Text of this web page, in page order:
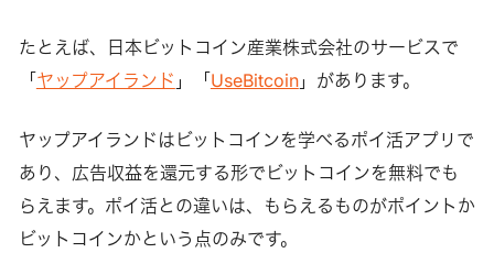
たとえば、日本ビットコイン産業株式会社のサービスで
「ヤップアイランド 」「UseBitcoin」があります。
ヤップアイランドはビットコインを学べるポイ活アプリで
あり、広告収益を還元する形でビットコインを無料でも
らえます。ポイ活との違いは、もらえるものがポイントか
ビットコインかという点のみです。